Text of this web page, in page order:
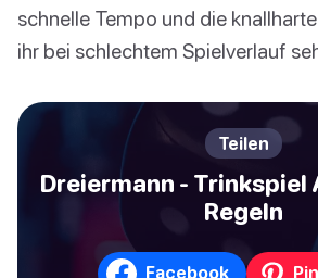
schnelle Tempo und die
ihr bei schlechtem Spielverlauf
Teilen
Dreiermann - Trinkspiel
Regeln
Facebook